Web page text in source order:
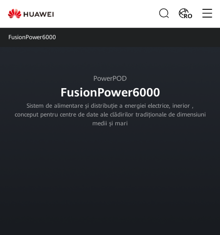
RO
FusionPower6000
PowerPOD
FusionPower6000
Sistem de alimentare și distribuție a energiei electrice, inerior ,
conceput pentru centre de date ale clădirilor tradiționale de dimensiuni
medii și mari